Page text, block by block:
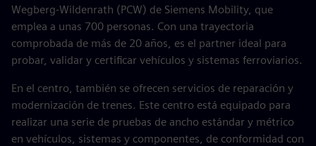
Wegberg-Wildenrath (PCW) de Siemens Mobility, que
emplea a unas 700 personas. Con una trayectoria
comprobada de más de 20 años, es el partner ideal para
probar, validar y certificar vehículos y sistemas ferroviarios.
En el centro, también se ofrecen servicios de reparación y
modernización de trenes. Este centro está equipado para
realizar una serie de pruebas de ancho estándar y métrico
en vehículos, sistemas y componentes, de conformidad con